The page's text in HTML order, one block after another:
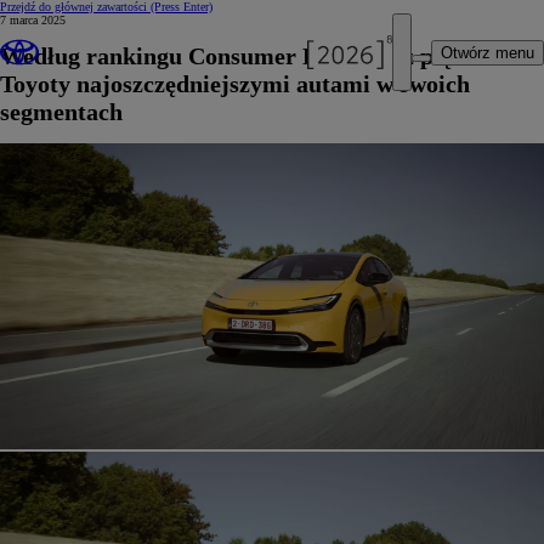
Przejdź do głównej zawartości (Press Enter)
Otwórz menu
7 marca 2025
Według rankingu Consumer Reports aż pięć modeli
Toyoty najoszczędniejszymi autami w swoich
segmentach